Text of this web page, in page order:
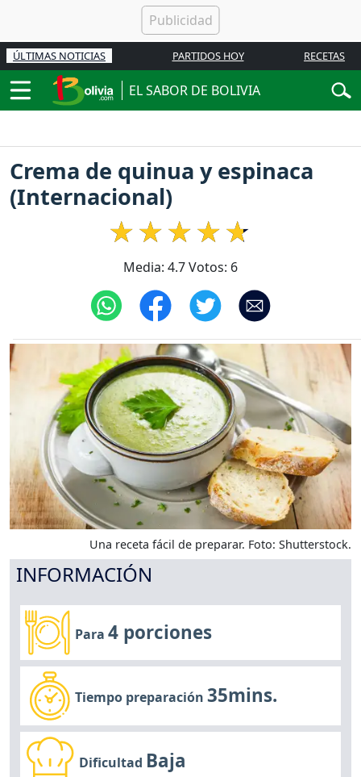
ÚLTIMAS NOTICIAS PARTIDOS HOY RECETAS
EL SABOR DE BOLIVIA
Crema de quinua y espinaca
(Internacional)
Media: 4.7Votos: 6
Una receta fácil de preparar. Foto: Shutterstock.
INFORMACIÓN
Para4 porciones
Tiempo preparación35mins.
Dificultad Baja